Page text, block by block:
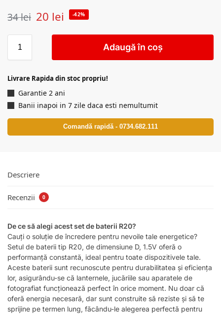
34lei 20 lei -42%
Adaugă în coș
Livrare Rapida din stoc propriu!
Garantie 2 ani
Banii inapoi in 7 zile daca esti nemultumit
Comandă rapidă - 0734.682.111
Descriere
Recenzii 0
De ce să alegi acest set de baterii R20?
Cauți o soluție de încredere pentru nevoile tale energetice?
Setul de baterii tip R20, de dimensiune D, 1.5V oferă o
performanță constantă, ideal pentru toate dispozitivele tale.
Aceste baterii sunt recunoscute pentru durabilitatea și eficiența
lor, asigurându-se că lanternele, jucăriile sau aparatele de
fotografiat funcționează perfect în orice moment. Nu doar că
oferă energia necesară, dar sunt construite să reziste și să te
sprijine pe termen lung, făcându-le alegerea perfectă pentru